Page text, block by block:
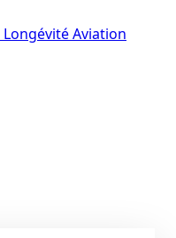
LongévitéAviation